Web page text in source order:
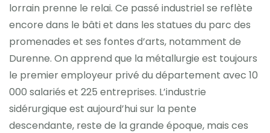
lorrain prenne le relai. Ce passé industriel se reflète
encore dans le bâti et dans les statues du parc des
promenades et ses fontes d’arts, notamment de
Durenne. On apprend que la métallurgie est toujours
le premier employeur privé du département avec 10
000 salariés et 225 entreprises. L’industrie
sidérurgique est aujourd’hui sur la pente
descendante, reste de la grande époque, mais ces